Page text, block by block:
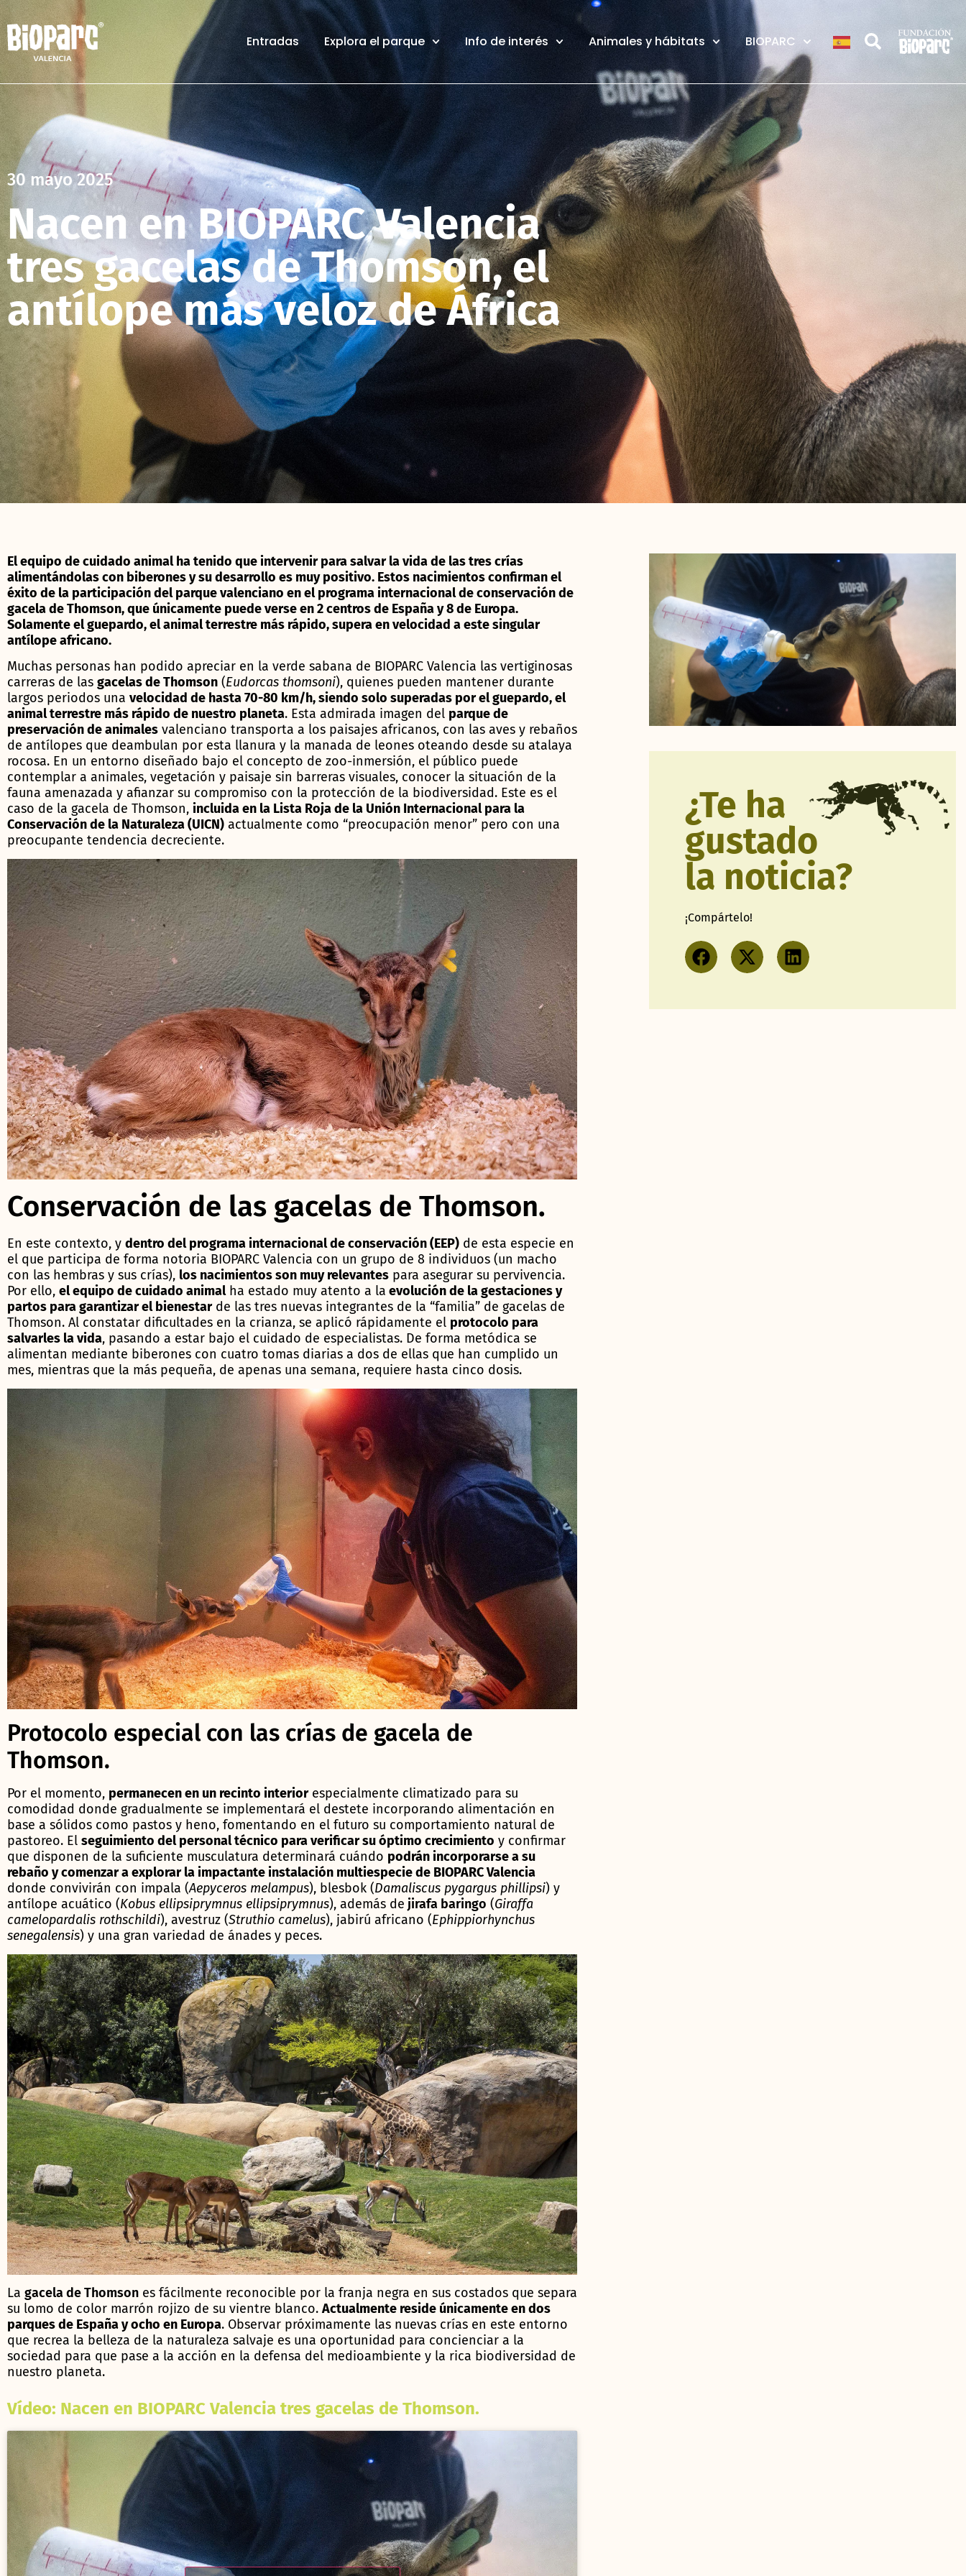
Entradas Explora el parque Info de interés Animales y hábitats BIOPARC
30 mayo 2025
Nacen en BIOPARC Valencia
tres gacelas de Thomson, el
antílope más veloz de África
El equipo de cuidado animal ha tenido que intervenir para salvar la vida de las tres crías
alimentándolas con biberones y su desarrollo es muy positivo. Estos nacimientos confirman el
éxito de la participación del parque valenciano en el programa internacional de conservación de
gacela de Thomson, que únicamente puede verse en 2 centros de España y 8 de Europa.
Solamente el guepardo, el animal terrestre más rápido, supera en velocidad a este singular
antílope africano.
Muchas personas han podido apreciar en la verde sabana de BIOPARC Valencia las vertiginosas
carreras de las gacelas de Thomson (Eudorcas thomsoni), quienes pueden mantener durante
largos periodos una velocidad de hasta 70-80 km/h, siendo solo superadas por el guepardo, el
animal terrestre más rápido de nuestro planeta. Esta admirada imagen del parque de
preservación de animales valenciano transporta a los paisajes africanos, con las aves y rebaños
de antílopes que deambulan por esta llanura y la manada de leones oteando desde su atalaya
rocosa. En un entorno diseñado bajo el concepto de zoo-inmersión, el público puede
contemplar a animales, vegetación y paisaje sin barreras visuales, conocer la situación de la
fauna amenazada y afianzar su compromiso con la protección de la biodiversidad. Este es el
caso de la gacela de Thomson, incluida en la Lista Roja de la Unión Internacional para la
Conservación de la Naturaleza (UICN) actualmente como “preocupación menor” pero con una
preocupante tendencia decreciente.
Conservación de las gacelas de Thomson.
En este contexto, y dentro del programa internacional de conservación (EEP) de esta especie en
el que participa de forma notoria BIOPARC Valencia con un grupo de 8 individuos (un macho
con las hembras y sus crías), los nacimientos son muy relevantes para asegurar su pervivencia.
Por ello, el equipo de cuidado animalha estado muy atento a la evolución de la gestaciones y
partos para garantizar el bienestarde las tres nuevas integrantes de la “familia” de gacelas de
Thomson. Al constatar dificultades en la crianza, se aplicó rápidamente el protocolo para
salvarles la vida, pasando a estar bajo el cuidado de especialistas. De forma metódica se
alimentan mediante biberones con cuatro tomas diarias a dos de ellas que han cumplido un
mes, mientras que la más pequeña, de apenas una semana, requiere hasta cinco dosis.
Protocolo especial con las crías de gacela de
Thomson.
Por el momento, permanecen en un recinto interiorespecialmente climatizado para su
comodidad donde gradualmente se implementará el destete incorporando alimentación en
base a sólidos como pastos y heno, fomentando en el futuro su comportamiento natural de
pastoreo. El seguimiento del personal técnico para verificar su óptimo crecimiento y confirmar
que disponen de la suficiente musculatura determinará cuándo podrán incorporarse a su
rebaño y comenzar a explorar la impactante instalación multiespecie de BIOPARC Valencia
donde convivirán con impala (Aepyceros melampus), blesbok (Damaliscus pygargus phillipsi) y
antílope acuático (Kobus ellipsiprymnus ellipsiprymnus), además de jirafa baringo (Giraffa
camelopardalis rothschildi), avestruz (Struthio camelus), jabirú africano (Ephippiorhynchus
senegalensis) y una gran variedad de ánades y peces.
La gacela de Thomson es fácilmente reconocible por la franja negra en sus costados que separa
su lomo de color marrón rojizo de su vientre blanco.Actualmente reside únicamente en dos
parques de España y ocho en Europa. Observar próximamente las nuevas crías en este entorno
que recrea la belleza de la naturaleza salvaje es una oportunidad para concienciar a la
sociedad para que pase a la acción en la defensa del medioambiente y la rica biodiversidad de
nuestro planeta.
Vídeo: Nacen en BIOPARC Valencia tres gacelas de Thomson.
¿Te ha
gustado
la noticia?
¡Compártelo!